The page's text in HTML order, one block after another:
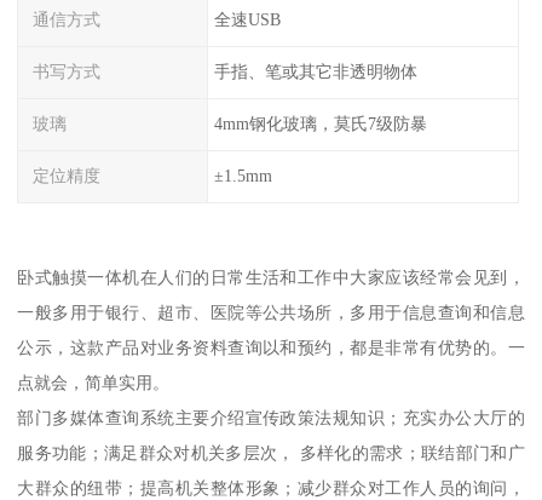
通信方式 全速USB
书写方式 手指、笔或其它非透明物体
玻璃 4mm钢化玻璃，莫氏7级防暴
定位精度 ±1.5mm
卧式触摸一体机在人们的日常生活和工作中大家应该经常会见到，
一般多用于银行、超市、医院等公共场所，多用于信息查询和信息
公示，这款产品对业务资料查询以和预约，都是非常有优势的。一
点就会，简单实用。
部门多媒体查询系统主要介绍宣传政策法规知识；充实办公大厅的
服务功能；满足群众对机关多层次， 多样化的需求；联结部门和广
大群众的纽带；提高机关整体形象；减少群众对工作人员的询问，